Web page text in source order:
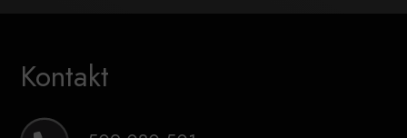
Kontakt